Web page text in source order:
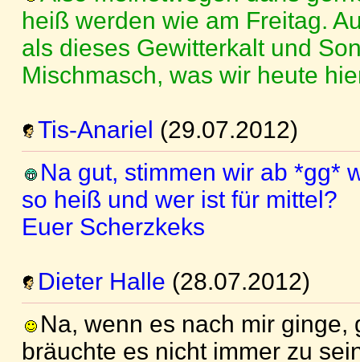
heiß werden wie am Freitag.
als dieses Gewitterkalt und
Mischmasch, was wir heute
Tis-Anariel (29.07.2012)
Na gut, stimmen wir ab *gg*
so heiß und wer ist für mittel?
Euer Scherzkeks
Dieter Halle (28.07.2012)
Na, wenn es nach mir ginge,
bräuchte es nicht immer zu